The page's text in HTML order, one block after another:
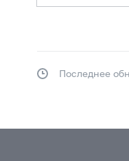
Последнее